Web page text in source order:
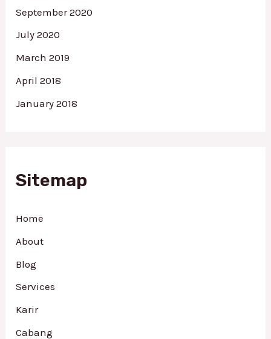
September 2020
July 2020
March 2019
April 2018
January 2018
Sitemap
Home
About
Blog
Services
Karir
Cabang